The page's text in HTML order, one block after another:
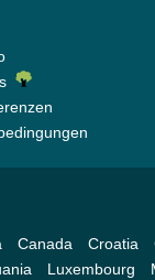
Canada Croatia
Luxembourg